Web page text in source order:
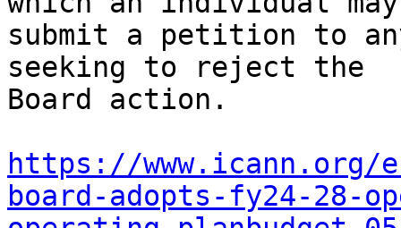
submit a petition to
seeking to reject the
Board action.
https://www.icann.org/
board-adopts-fy24-28-